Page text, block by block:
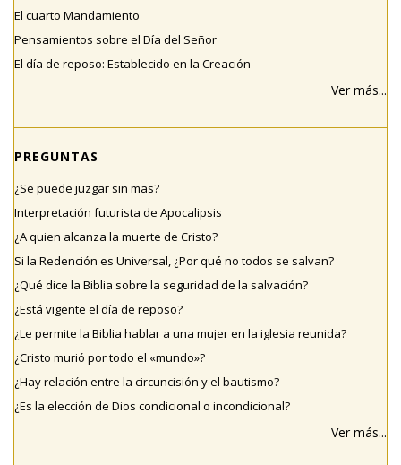
El cuarto Mandamiento
Pensamientos sobre el Día del Señor
El día de reposo: Establecido en la Creación
Ver más...
PREGUNTAS
¿Se puede juzgar sin mas?
Interpretación futurista de Apocalipsis
¿A quien alcanza la muerte de Cristo?
Si la Redención es Universal, ¿Por qué no todos se salvan?
¿Qué dice la Biblia sobre la seguridad de la salvación?
¿Está vigente el día de reposo?
¿Le permite la Biblia hablar a una mujer en la iglesia reunida?
¿Cristo murió por todo el «mundo»?
¿Hay relación entre la circuncisión y el bautismo?
¿Es la elección de Dios condicional o incondicional?
Ver más...